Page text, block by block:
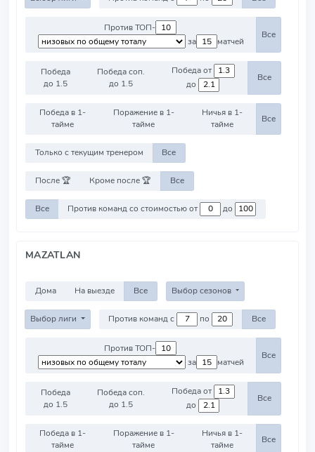
Против ТОП-
за
матчей
Все
Победа
до 1.5
Победа соп.
до 1.5
Победа от
до
Все
Победа в 1-
тайме
Поражение в 1-
тайме
Ничья в 1-
тайме
Все
Только с текущим тренером Все
После 🏆 Кроме после 🏆 Все
Все Против команд со стоимостью от до
MAZATLAN
Дома На выезде Все Выбор сезонов
Выбор лиги Против команд с по Все
Против ТОП-
за
матчей
Все
Победа
до 1.5
Победа соп.
до 1.5
Победа от
до
Все
Победа в 1-
тайме
Поражение в 1-
тайме
Ничья в 1-
тайме
Все